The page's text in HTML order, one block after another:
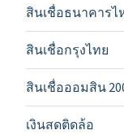
สินเชื่อธนาคาร
สินเชื่อกรุงไทย
สินเชื่อออมสิน
เงินสดติดล้อ